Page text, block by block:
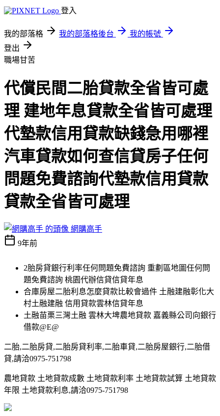
登入
我的部落格 我的部落格後台
我的帳號
登出
職場甘苦
代償民間二胎貸款全省皆可處
理 建地年息貸款全省皆可處理
代墊款信用貸款缺錢急用哪裡
汽車貸款如何查信貸房子任何
問題免費諮詢代墊款信用貸款
貸款全省皆可處理
網購高手
9年前
2胎房貸銀行利率任何問題免費諮詢 重劃區地圖任何問
題免費諮詢 桃園代辦信貸信貸年息
合庫房屋二胎利息怎麼貸款比較會過件 土融建融彰化大
村土融建融 信用貸款雲林信貸年息
土融苗栗三灣土融 雲林大埤農地貸款 嘉義縣公司向銀行
借款@E@
二胎,二胎房貸,二胎房貸利率,二胎車貸,二胎房屋銀行,二胎借
貸,請洽0975-751798
農地貸款 土地貸款成數 土地貸款利率 土地貸款試算 土地貸款
年限 土地貸款利息,請洽0975-751798